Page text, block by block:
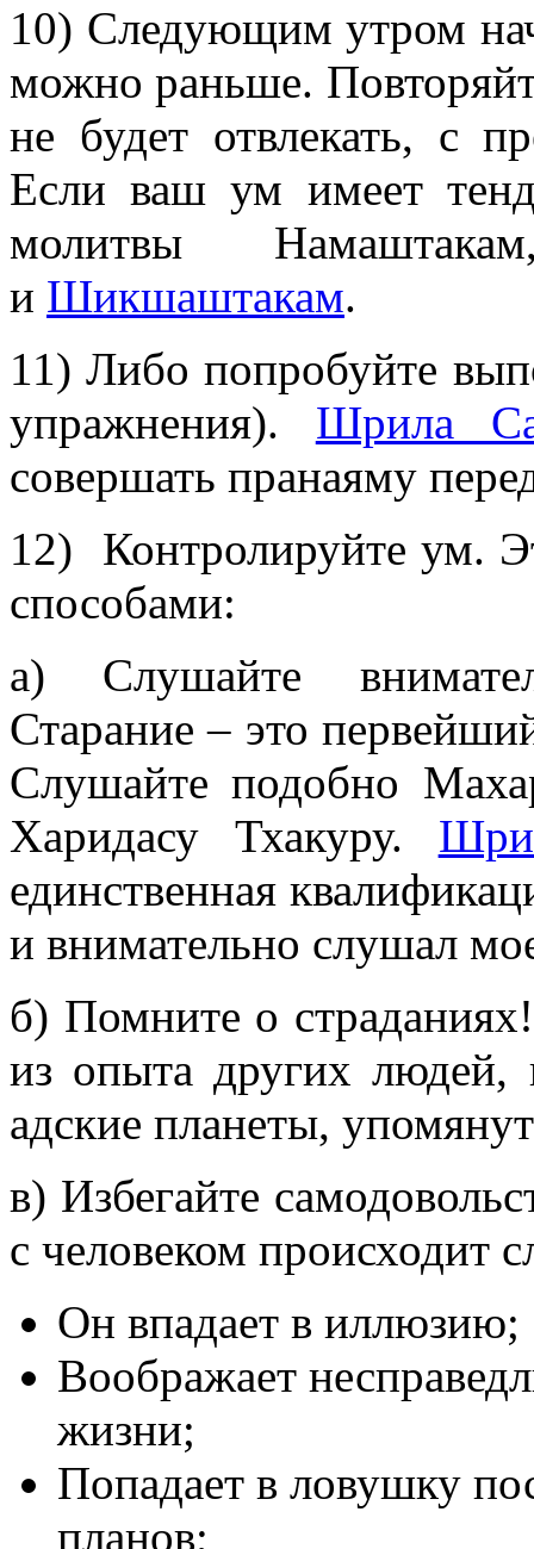
10) Следующим утром
можно раньше.
не будет отвлекать, с
Если ваш ум имеет
молитвы
и Шикшаштакам.
11) Либо попробуйте
упражнения). Шрила
совершать пранаяму
12) Контролируйте ум.
способами:
а) Слушайте
Старание – это
Слушайте подобно
Харидасу Тхакуру.
единственная
и внимательно слушал
б) Помните о
из опыта других людей,
адские планеты,
в) Избегайте
с человеком происходит
Он впадает в иллюзию;
Воображает
жизни;
Попадает в ловушку
планов;